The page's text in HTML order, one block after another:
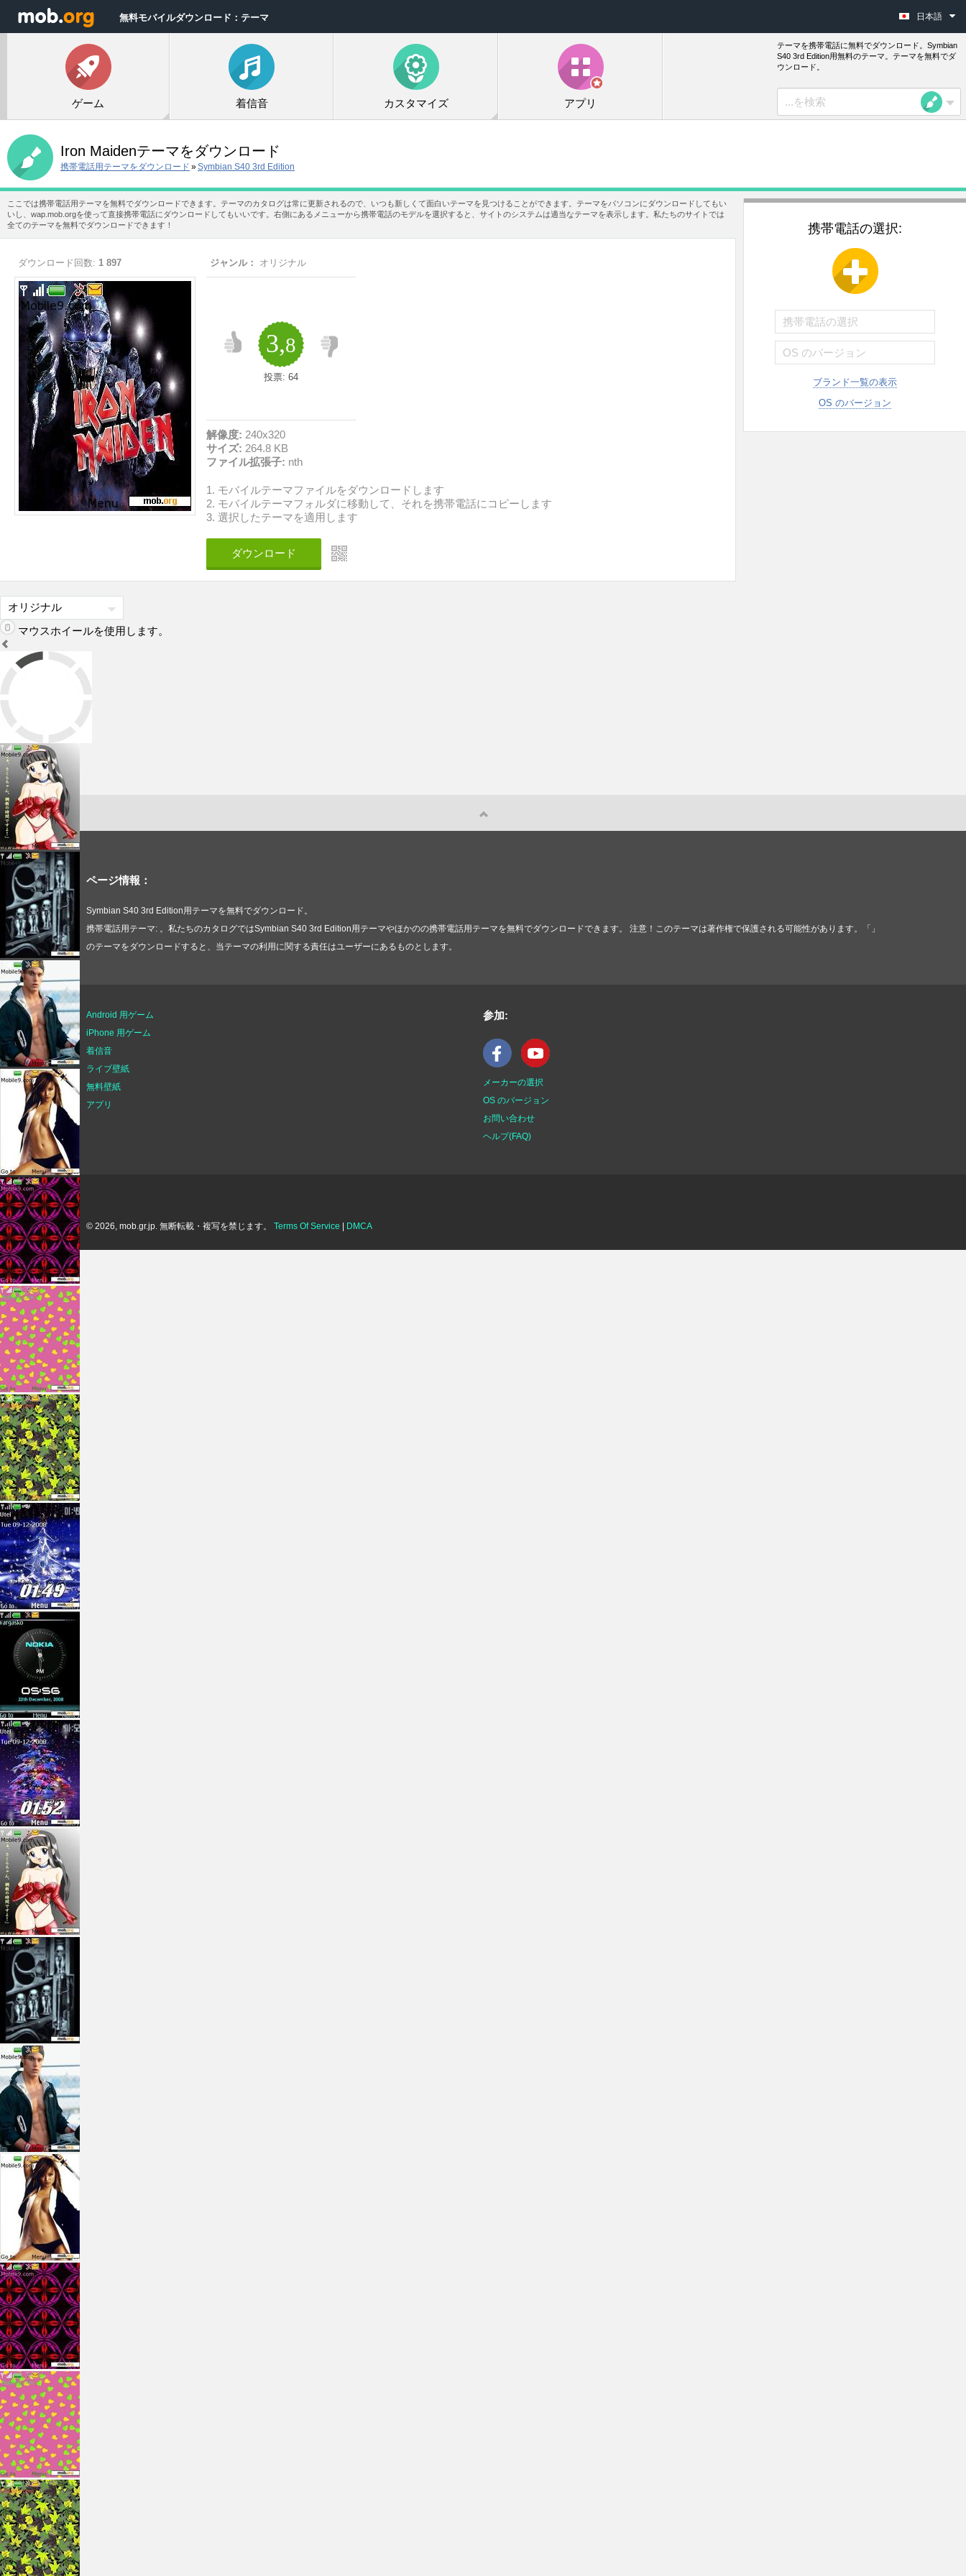
無料モバイルダウンロード：テーマ 日本語
ゲーム 着信音 カスタマイズ アプリ
テーマを携帯電話に無料でダウンロード。Symbian
S40 3rd Edition用無料のテーマ。テーマを無料でダ
ウンロード。
Iron Maidenテーマをダウンロード
携帯電話用テーマをダウンロード »Symbian S40 3rd Edition
ここでは携帯電話用テーマを無料でダウンロードできます。テーマのカタログは常に更新されるので、いつも新しくて面白いテーマを見つけることができます。テーマをパソコンにダウンロードしてもい
いし、wap.mob.orgを使って直接携帯電話にダウンロードしてもいいです。右側にあるメニューから携帯電話のモデルを選択すると、サイトのシステムは適当なテーマを表示します。私たちのサイトでは
全てのテーマを無料でダウンロードできます！
ダウンロード回数: 1 897 ジャンル： オリジナル
3,8
投票: 64
解像度: 240x320
サイズ: 264.8 KB
ファイル拡張子: nth
1. モバイルテーマファイルをダウンロードします
2. モバイルテーマフォルダに移動して、それを携帯電話にコピーします
3. 選択したテーマを適用します
ダウンロード
マウスホイールを使用します。
携帯電話の選択:
ブランド一覧の表示
OS のバージョン
ページ情報：
Symbian S40 3rd Edition用テーマを無料でダウンロード。
携帯電話用テーマ: 。私たちのカタログではSymbian S40 3rd Edition用テーマやほかのの携帯電話用テーマを無料でダウンロードできます。 注意！このテーマは著作権で保護される可能性があります。「」
のテーマをダウンロードすると、当テーマの利用に関する責任はユーザーにあるものとします。
Android 用ゲーム
iPhone 用ゲーム
着信音
ライブ壁紙
無料壁紙
アプリ
参加:
メーカーの選択
OS のバージョン
お問い合わせ
ヘルプ(FAQ)
© 2026, mob.gr.jp. 無断転載・複写を禁じます。 Terms Of Service DMCA